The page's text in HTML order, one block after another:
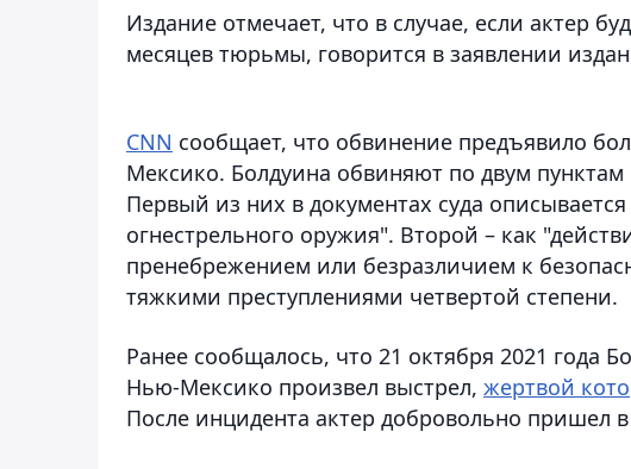
Издание отмечает, что в случае, если актер
месяцев тюрьмы, говорится в заявлении
CNN сообщает, что обвинение предъявило
Мексико. Болдуина обвиняют по двум
Первый из них в документах суда
огнестрельного оружия". Второй – как
пренебрежением или безразличием к
тяжкими преступлениями четвертой степени.
Ранее сообщалось, что 21 октября 2021 года
Нью-Мексико произвел выстрел, жертвой
После инцидента актер добровольно пришел